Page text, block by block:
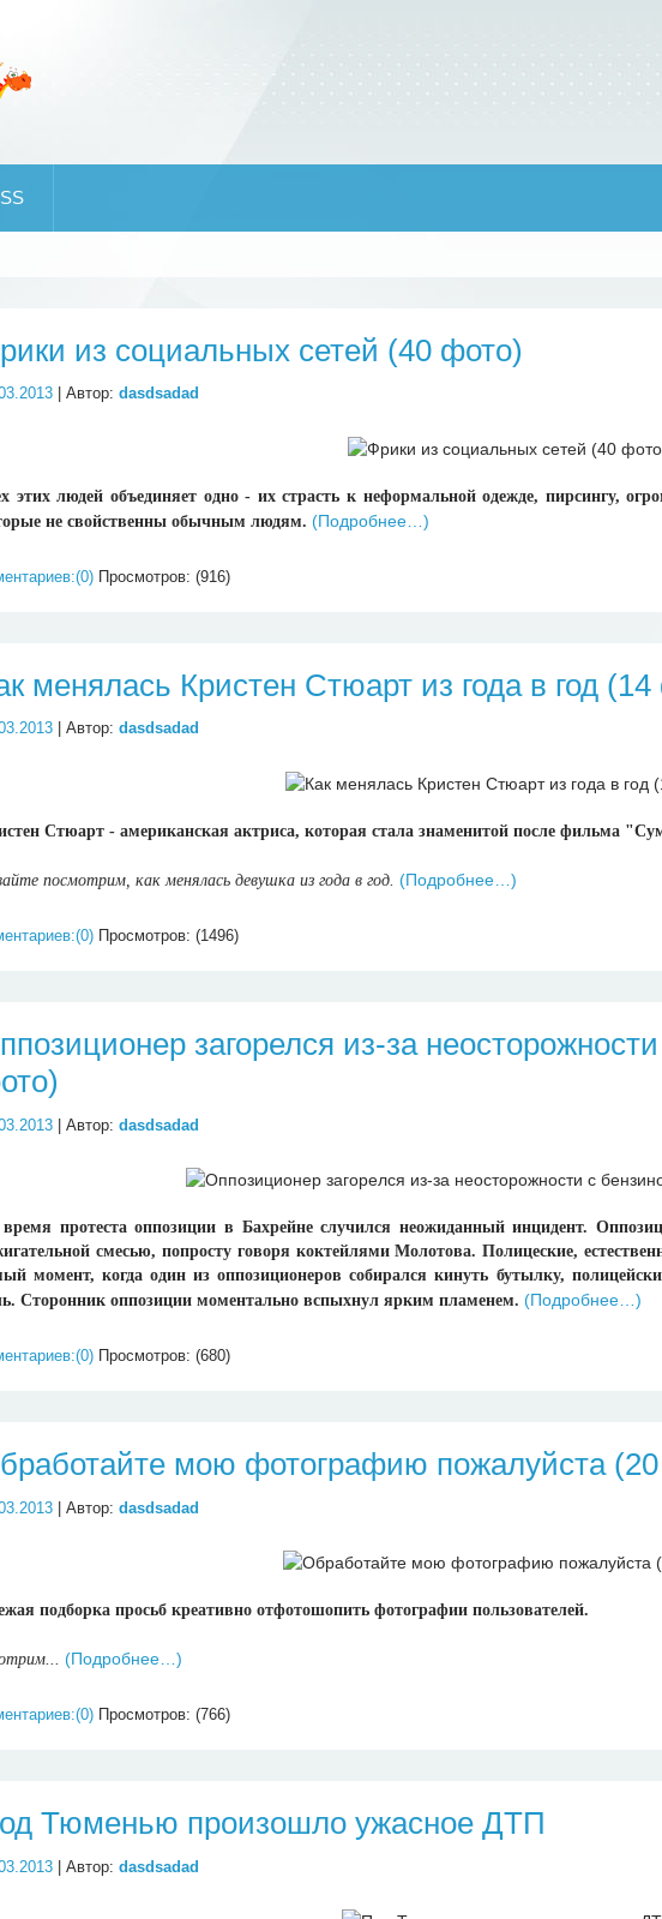
из социальных сетей (40 фото)
| Автор:dasdsadad
этих людей объединяет одно - их страсть к неформальной одежде, пирсингу,
не свойственны обычным людям. (Подробнее…)
Просмотров: (916)
менялась Кристен Стюарт из года в год
| Автор:dasdsadad
Стюарт - американская актриса, которая стала знаменитой после фильма
посмотрим, как менялась девушка из года в год. (Подробнее…)
Просмотров: (1496)
загорелся из-за
| Автор:dasdsadad
протеста оппозиции в Бахрейне случился неожиданный инцидент.
смесью, попросту говоря коктейлями Молотова. Полицеские,
момент, когда один из оппозиционеров собирался кинуть бутылку,
Сторонник оппозиции моментально вспыхнул ярким пламенем. (Подробнее…)
Просмотров: (680)
мою фотографию пожалуйста
| Автор:dasdsadad
подборка просьб креативно отфотошопить фотографии пользователей.
(Подробнее…)
Просмотров: (766)
Тюменью произошло ужасное ДТП
| Автор:dasdsadad